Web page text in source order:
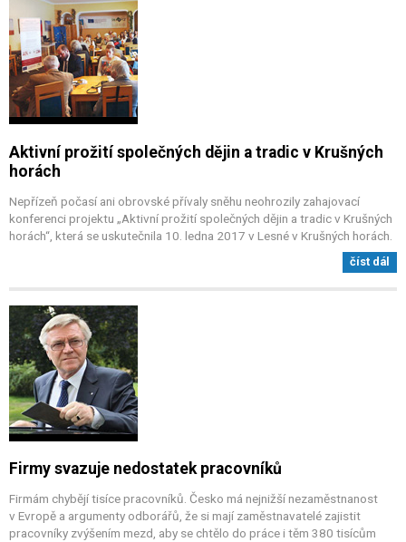
Aktivní prožití společných dějin a tradic v Krušných
horách
Nepřízeň počasí ani obrovské přívaly sněhu neohrozily zahajovací
konferenci projektu „Aktivní prožití společných dějin a tradic v Krušných
horách“, která se uskutečnila 10. ledna 2017 v Lesné v Krušných horách.
číst dál
Firmy svazuje nedostatek pracovníků
Firmám chybějí tisíce pracovníků. Česko má nejnižší nezaměstnanost
v Evropě a argumenty odborářů, že si mají zaměstnavatelé zajistit
pracovníky zvýšením mezd, aby se chtělo do práce i těm 380 tisícům